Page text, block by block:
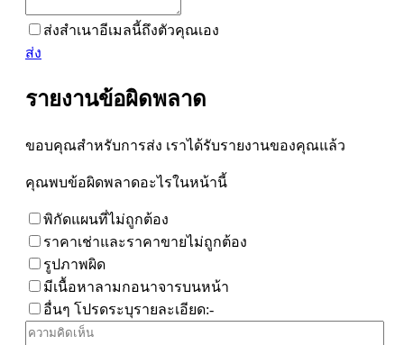
ส่งสำเนาอีเมลนี้ถึงตัวคุณเอง
ส่ง
รายงานข้อผิดพลาด
ขอบคุณสำหรับการส่ง เราได้รับรายงานของคุณแล้ว
คุณพบข้อผิดพลาดอะไรในหน้านี้
พิกัดแผนที่ไม่ถูกต้อง
ราคาเช่าและราคาขายไม่ถูกต้อง
รูปภาพผิด
มีเนื้อหาลามกอนาจารบนหน้า
อื่นๆ โปรดระบุรายละเอียด:-